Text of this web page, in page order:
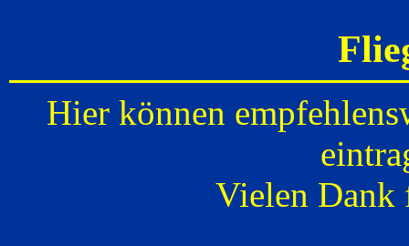
Hier können
Vielen Dank